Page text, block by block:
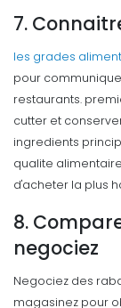
7.
les grades
pour
restaurants.
cutter et
ingredients
qualite
d'acheter la plus
8.
negociez
Negociez des
magasinez pour